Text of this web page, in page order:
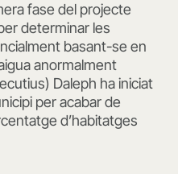
fase del projecte
determinar les
basant-se en
anormalment
Daleph ha iniciat
per acabar de
d’habitatges